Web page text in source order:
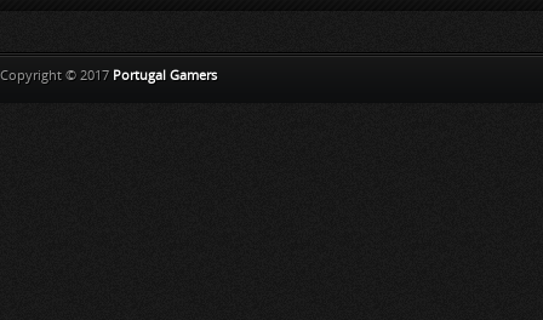
Copyright © 2017 Portugal Gamers